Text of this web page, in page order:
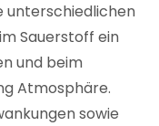
unterschiedlichen
Sauerstoff ein
und beim
Atmosphäre.
sowie